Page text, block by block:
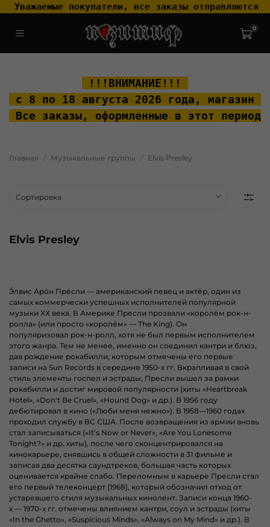
Уважаемые покупатели, все заказы отправляются
0
!!!ВНИМАНИЕ!!!
с 8 по 18 августа 2026 года, магазин
Все заказы, оформленные в этот
Главная Музыкальные группы Elvis Presley
Elvis Presley
Э́лвис Аро́н Пре́сли — американский певец и актёр, один из
самых коммерчески успешных исполнителей популярной
музыки XX века. В Америке Пресли прозвали «королём рок-н-
ролла» (или просто «королём» — The King). Он
популяризовал рок-н-ролл, хотя не был первым исполнителем
этого жанра. Тем не менее, именно он соединил кантри и блюз,
дав рождение рокабилли, которым отмечены его первые
записи на Sun Records в середине 1950-х гг. Вкрапливая в свой
стиль элементы госпел и эстрады, Пресли вышел за рамки
рокабилли и достиг мировой популярности (хиты «Heartbreak
Hotel», «Don't Be Cruel», «Hound Dog» и др.). В 1956 году
дебютировал в кино («Люби меня нежно»). В 1958—1960 годах
проходил службу в ВС США. После возвращения из армии вновь
стал записываться («It’s Now or Never», «Are You Lonesome
Tonight?» и др. хиты), после чего сконцентрировался на
кинокарьере, снявшись в общей сложности в 31 фильме и
записав два десятка саундтреков, большая часть которых
оценивается крайне слабо. Переломным в карьере Пресли стал
его первый телеконцерт (1968), который обозначил отход от
устаревшего стиля музыкальных кинолент. Записи конца 1960-
х — 1970-х гг. отмечены влиянием кантри, соул и эстрады (хиты
«In the Ghetto», «Suspicious Minds», «Always on My Mind» и др.). В